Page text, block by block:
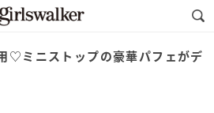
♡ミニストップの豪華パフェがデ